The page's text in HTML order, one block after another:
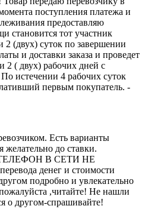
поступления платежа и
предоставляю
становится тот участник
2 (двух) суток по завершении
и доставки заказа и проведет
2 ( двух) рабочих дней с
истечении 4 рабочих суток
первым покупатель. -
Есть варианты
желательно до ставки.
В СЕТИ НЕ
денег и стоимости
подробно и увлекательно
,читайте! Не нашли
о другом-спрашивайте!